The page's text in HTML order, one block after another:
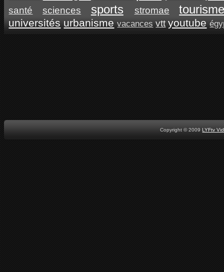
santé sciences sports stromae
universités urbanisme vacances vtt youtube
Copyright © 2009 LYFtv